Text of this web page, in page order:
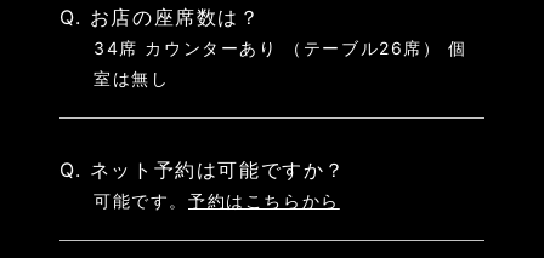
Q. お店の座席数は？
34席 カウンターあり （テーブル26席） 個
室は無し
Q. ネット予約は可能ですか？
可能です。 予約はこちらから